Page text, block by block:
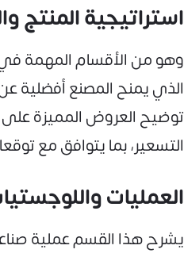
استراتيجية المنتج
وهو من الأقسام المهمة
الذي يمنح المصنع أفضلية
توضيح العروض المميزة على
التسعير، بما يتوافق مع
العمليات
يشرح هذا القسم عملية